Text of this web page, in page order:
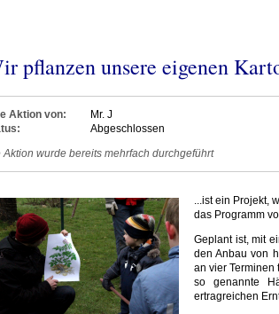
pflanzen unsere eigenen
Aktion von:
Mr. J
Abgeschlossen
Aktion wurde bereits mehrfach durchgeführt
...ist ein Projekt,
das Programm
Geplant ist, mit
den Anbau von
an vier Terminen
so genannte
ertragreichen